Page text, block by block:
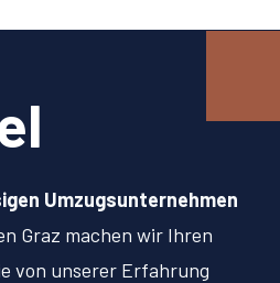
Umzugsunternehmen
Graz machen wir Ihren
von unserer Erfahrung